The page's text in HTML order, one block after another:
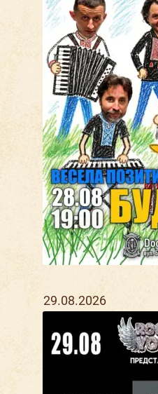
29.08.2026